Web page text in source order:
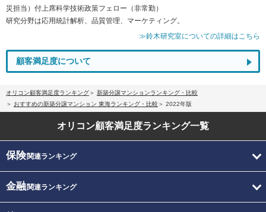
災担当）付上席科学技術政策フェロー（非常勤）
研究分野は応用統計解析、品質管理、マーケティング。
≫鈴木研究室についての詳細はこちら
顧客満足度について
オリコン顧客満足度ランキング
新築分譲マンションランキング・比較
おすすめの新築分譲マンション 東海ランキング・比較
2022年版
オリコン顧客満足度ランキング一覧
保険関連ランキング
金融関連ランキング